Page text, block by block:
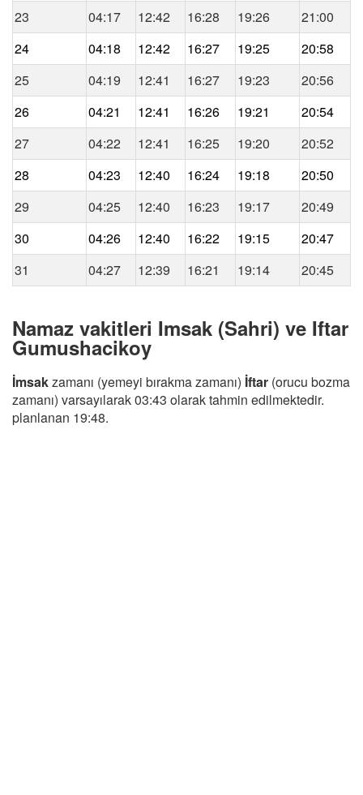
23 04:17 12:42 16:28 19:26
21:00
24
04:18 12:42 16:27 19:25
20:58
25
04:19 12:41 16:27 19:23
20:56
26
04:21 12:41 16:26 19:21
20:54
27
04:22 12:41 16:25 19:20
20:52
28
04:23 12:40 16:24 19:18
20:50
29
04:25 12:40 16:23 19:17
20:49
30
04:26 12:40 16:22 19:15
20:47
31
04:27 12:39 16:21 19:14 20:45
Namaz vakitleri Imsak (Sahri) ve Iftar
Gumushacikoy
İmsakzamanı (yemeyi bırakma zamanı) İftar (orucu bozma
zamanı) varsayılarak 03:43 olarak tahmin edilmektedir.
planlanan 19:48.